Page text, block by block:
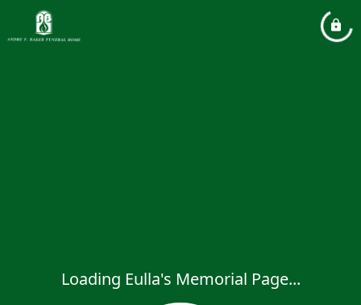
Loading Eulla's Memorial Page...